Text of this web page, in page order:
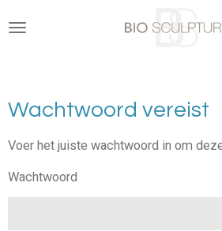
direct
Wachtwoord vereist
Voer het juiste wachtwoord in om
Wachtwoord